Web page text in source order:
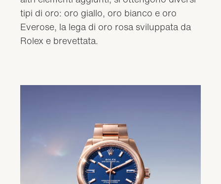
tipi di oro: oro giallo, oro bianco e oro
Everose, la lega di oro rosa sviluppata da
Rolex e brevettata.